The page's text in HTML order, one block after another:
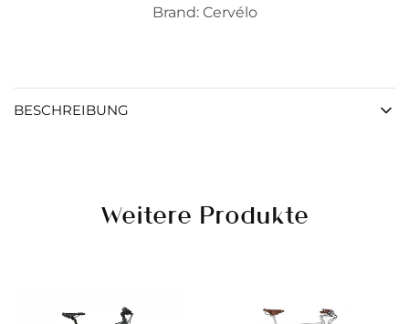
Brand: Cervélo
BESCHREIBUNG
Weitere Produkte